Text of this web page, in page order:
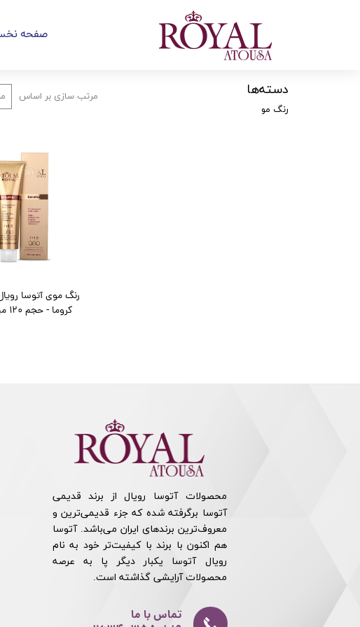
صفحه
دسته‌ها
رنگ مو
مرتب سازی بر اساس
رنگ موی آتوسا
کروما - حجم ۱۲۰ میل - شماره 5.05
محصولات آتوسا رویال از برند قدیمی
آتوسا برگرفته شده که جزء قدیمی‌ترین و
معروف‌ترین برندهای ایران می‌باشد. آتوسا
هم اکنون با برند با کیفیت‌تر خود به نام
رویال آتوسا یکبار دیگر پا به عرصه
محصولات آرایشی گذاشته است.​​​​​​​
تماس با ما